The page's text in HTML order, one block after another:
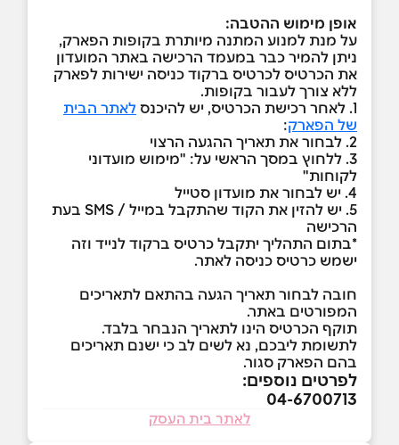
אופן מימוש ההטבה:
על מנת למנוע המתנה מיותרת בקופות הפארק,
ניתן להמיר כבר במעמד הרכישה באתר המועדון
את הכרטיס לכרטיס ברקוד כניסה ישירות לפארק
ללא צורך לעבור בקופות.
1. לאחר רכישת הכרטיס, יש להיכנס
לאתר הבית
של הפארק:
2. לבחור את תאריך ההגעה הרצוי
3. ללחוץ במסך הראשי על: "מימוש מועדוני
לקוחות"
4. יש לבחור את מועדון סטייל
5. יש להזין את הקוד שהתקבל במייל / SMS בעת
הרכישה
*בתום התהליך יתקבל כרטיס ברקוד לנייד וזה
ישמש כרטיס כניסה לאתר.
חובה לבחור תאריך הגעה בהתאם לתאריכים
המפורטים באתר.
תוקף הכרטיס הינו לתאריך הנבחר בלבד.
לתשומת ליבכם, נא לשים לב כי ישנם תאריכים
בהם הפארק סגור.
לפרטים נוספים:
04-6700713
לאתר בית העסק